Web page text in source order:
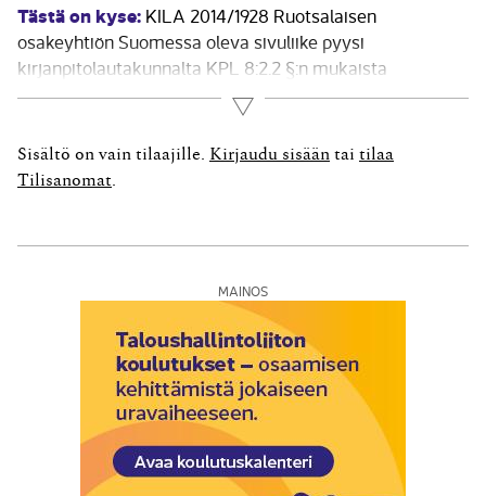
Tästä on kyse: KILA 2014/1928 Ruotsalaisen
osakeyhtiön Suomessa oleva sivuliike pyysi
kirjanpitolautakunnalta KPL 8:2.2 §:n mukaista
poikkeuslupaa tositteiden sekä niihin perustuvien
kirjanpitokirjojen ja muun kirjanpitoaineiston pysyvään
sähköiseen säilyttämiseen Ruotsissa ja sidotun
paperisen tasekirjan säilyttämiseen pysyvästi Ruotsissa.
Lue lisää
Sisältö on vain tilaajille. Kirjaudu sisään tai tilaa
Tilisanomat
MAINOS